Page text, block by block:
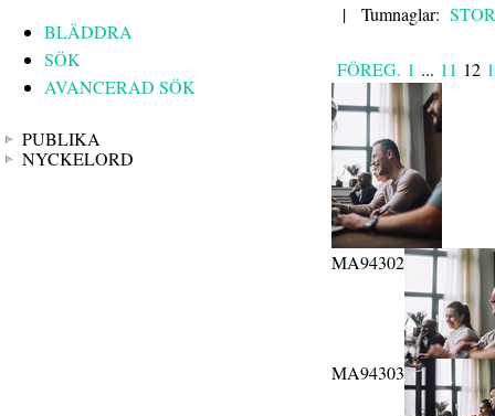
BLÄDDRA
SÖK
AVANCERAD SÖK
PUBLIKA
NYCKELORD
| Tumnaglar:
FÖREG. 1 ... 11 12
MA94302
MA94303